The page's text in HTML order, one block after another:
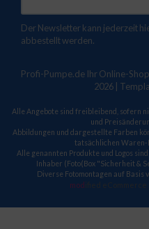
Der Newsletter kann jederzeit
abbestellt werden.
Profi-Pumpe.de Ihr Online-
2026 |
Alle Angebote sind freibleibend, sofern
und
Abbildungen und dargestellte Farben
tatsächlichen
Alle genannten Produkte und Logos
Inhaber (Foto(Box "Sicherheit &
Diverse Fotomontagen auf Basis
mod